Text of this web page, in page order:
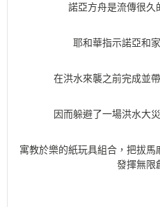
諾亞方舟是流傳很久
耶和華指示諾亞和
在洪水來襲之前完成並
因而躲避了一場洪水大
寓教於樂的紙玩具組合，把拔
發揮無限